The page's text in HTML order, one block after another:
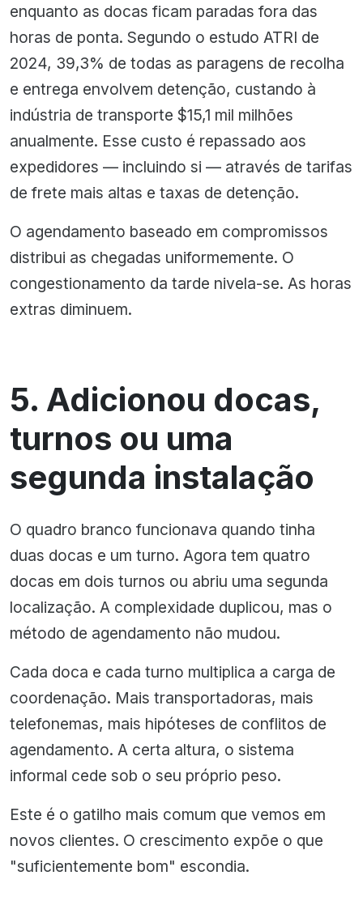
enquanto as docas ficam paradas fora das
horas de ponta. Segundo o estudo ATRI de
2024, 39,3% de todas as paragens de recolha
e entrega envolvem detenção, custando à
indústria de transporte $15,1 mil milhões
anualmente. Esse custo é repassado aos
expedidores — incluindo si — através de tarifas
de frete mais altas e taxas de detenção.
O agendamento baseado em compromissos
distribui as chegadas uniformemente. O
congestionamento da tarde nivela-se. As horas
extras diminuem.
5. Adicionou docas,
turnos ou uma
segunda instalação
O quadro branco funcionava quando tinha
duas docas e um turno. Agora tem quatro
docas em dois turnos ou abriu uma segunda
localização. A complexidade duplicou, mas o
método de agendamento não mudou.
Cada doca e cada turno multiplica a carga de
coordenação. Mais transportadoras, mais
telefonemas, mais hipóteses de conflitos de
agendamento. A certa altura, o sistema
informal cede sob o seu próprio peso.
Este é o gatilho mais comum que vemos em
novos clientes. O crescimento expõe o que
"suficientemente bom" escondia.